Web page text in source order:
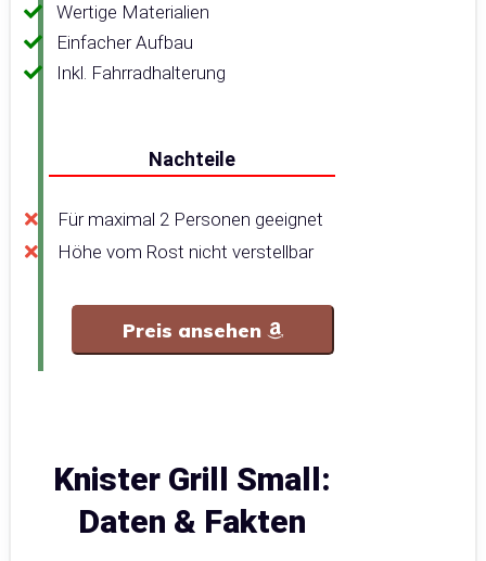
Wertige Materialien
Einfacher Aufbau
Inkl. Fahrradhalterung
Nachteile
Für maximal 2 Personen geeignet
Höhe vom Rost nicht verstellbar
Preis ansehen
Knister Grill Small:
Daten & Fakten